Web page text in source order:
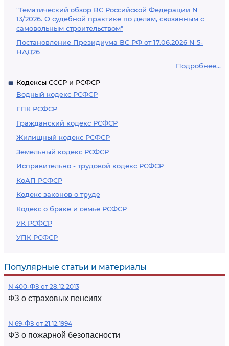
"Тематический обзор ВС Российской Федерации N
13/2026. О судебной практике по делам, связанным с
самовольным строительством"
Постановление Президиума ВС РФ от 17.06.2026 N 5-
НАД26
Подробнее...
Кодексы СССР и РСФСР
Водный кодекс РСФСР
ГПК РСФСР
Гражданский кодекс РСФСР
Жилищный кодекс РСФСР
Земельный кодекс РСФСР
Исправительно - трудовой кодекс РСФСР
КоАП РСФСР
Кодекс законов о труде
Кодекс о браке и семье РСФСР
УК РСФСР
УПК РСФСР
Популярные статьи и материалы
N 400-ФЗ от 28.12.2013
ФЗ о страховых пенсиях
N 69-ФЗ от 21.12.1994
ФЗ о пожарной безопасности